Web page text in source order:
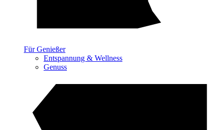
Für Genießer
Entspannung & Wellness
Genuss